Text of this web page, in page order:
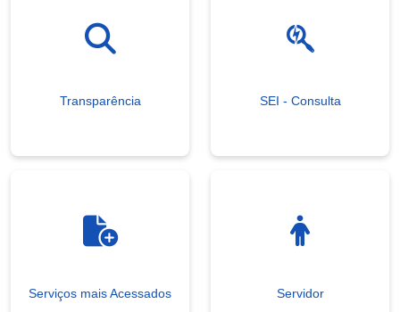
Transparência SEI - Consulta
Serviços mais Acessados Servidor